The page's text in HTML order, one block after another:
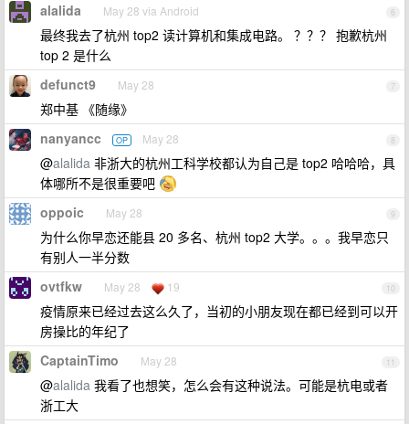
6
alalida May 28 via Android
最终我去了杭州 top2 读计算机和集成电路。 ？？？ 抱歉杭州
top 2 是什么
7
defunct9 May 28
郑中基 《随缘》
8
nanyancc OP May 28
@alalida 非浙大的杭州工科学校都认为自己是 top2 哈哈哈，具
体哪所不是很重要吧
9
oppoic May 28
为什么你早恋还能县 20 多名、杭州 top2 大学。。。我早恋只
有别人一半分数
10
ovtfkw May 28 19
疫情原来已经过去这么久了，当初的小朋友现在都已经到可以开
房操比的年纪了
11
CaptainTimo May 28
@alalida 我看了也想笑，怎么会有这种说法。可能是杭电或者
浙工大